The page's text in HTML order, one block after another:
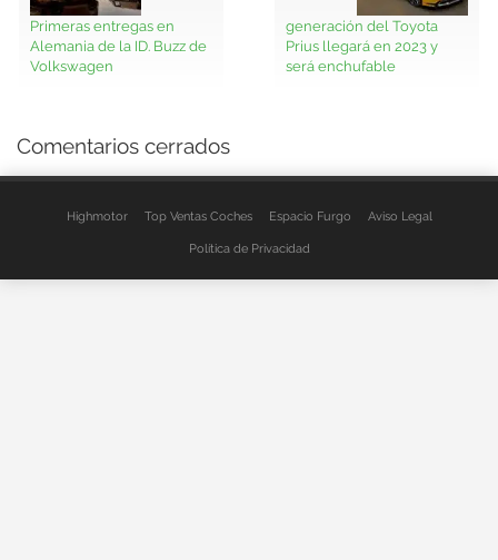
Primeras entregas en
Alemania de la ID. Buzz de
Volkswagen
generación del Toyota
Prius llegará en 2023 y
será enchufable
Comentarios cerrados
Highmotor Top Ventas Coches Espacio Furgo Aviso Legal
Política de Privacidad